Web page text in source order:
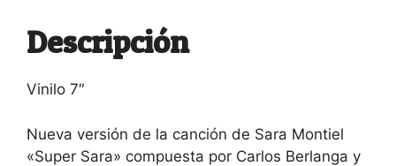
Descripción
Vinilo 7″
Nueva versión de la canción de Sara Montiel
«Super Sara» compuesta por Carlos Berlanga y